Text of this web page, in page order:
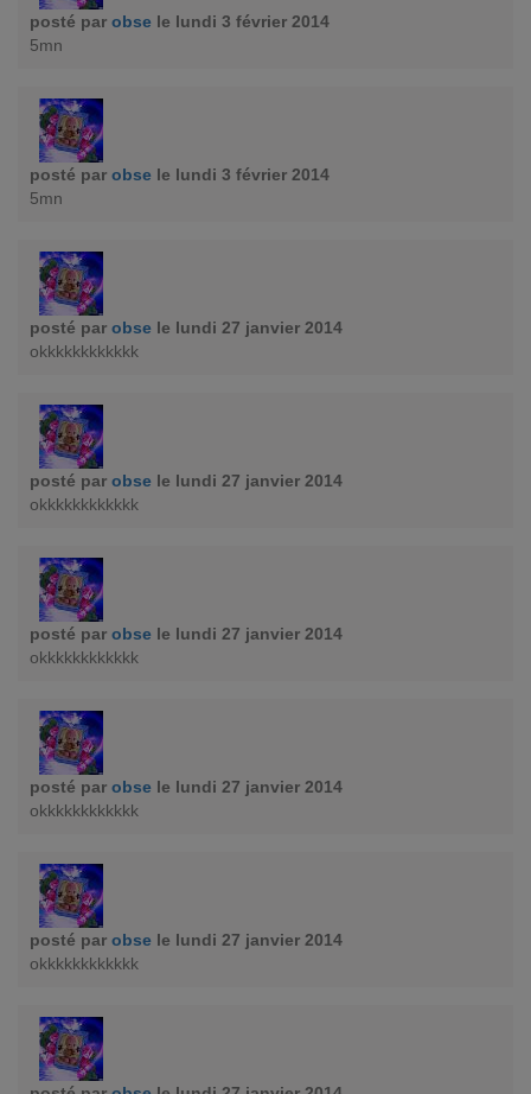
posté par obse le lundi 3 février 2014
5mn
posté par obse le lundi 3 février 2014
5mn
posté par obse le lundi 27 janvier 2014
okkkkkkkkkkkk
posté par obse le lundi 27 janvier 2014
okkkkkkkkkkkk
posté par obse le lundi 27 janvier 2014
okkkkkkkkkkkk
posté par obse le lundi 27 janvier 2014
okkkkkkkkkkkk
posté par obse le lundi 27 janvier 2014
okkkkkkkkkkkk